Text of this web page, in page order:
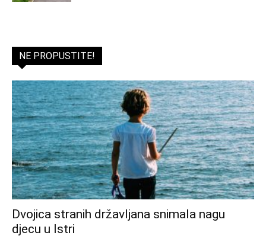
NE PROPUSTITE!
Dvojica stranih državljana snimala nagu
djecu u Istri